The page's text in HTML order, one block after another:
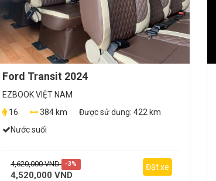
Ford Transit 2024
EZBOOK VIỆT NAM
16
384 km Được sử dụng: 422 km
Nước suối
4,620,000 VND -3%
4,520,000 VND
Đặt xe